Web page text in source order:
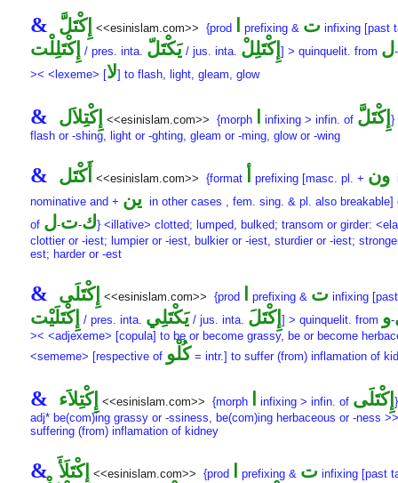
& إِكْتَلَّ <<esinislam.com>> {prod prefixing & ت infixing [past
إِكْتَلِلْت / pres. inta. يَكْتَلّ / jus. inta. إِكْتَلِلْ ] > quinquelit. from -ل
>< <lexeme> [لا] to flash, light, gleam, glow
& إِكْتِلاَل <<esinislam.com>> {morph infixing > infin. of إِكْتَلَّ }
flash or -shing, light or -ghting, gleam or -ming, glow or -wing
& أَكْتَل <<esinislam.com>> {format prefixing [masc. pl. + ون
nominative and + ين in other cases , fem. sing. & pl. also breakable]
of
ك-ت-ل
} <illative> clotted; lumped, bulked; transom or girder:
clottier or -iest; lumpier or -iest, bulkier or -iest, sturdier or -iest;
est; harder or -est
& إِكْتَلَى <<esinislam.com>> {prod prefixing & ت infixing
إِكْتَلَيْت / pres. inta. يَكْتَلِي / jus. inta. إِكْتَلَ ] > quinquelit. from -و
>< <adjexeme> [copula] to be or become grassy, be or become
<sememe> [respective of كُلْو = intr.] to suffer (from) inflamation of
& إِكْتِلاَء <<esinislam.com>> {morph infixing > infin. of إِكْتَلَى
adj* be(com)ing grassy or -ssiness, be(com)ing herbaceous or -ness >>
suffering (from) inflamation of kidney
& إِكْتَلَأَ <<esinislam.com>> {prod prefixing & ت infixing [past